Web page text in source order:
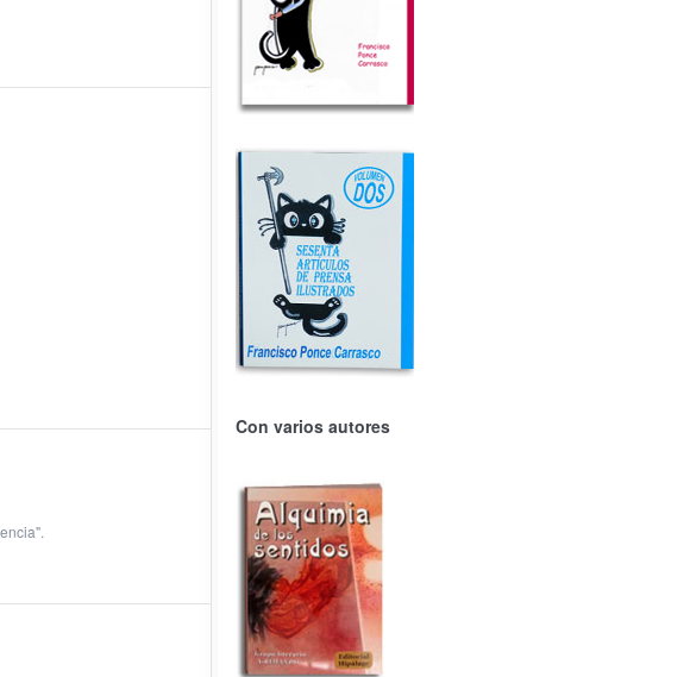
Con varios autores